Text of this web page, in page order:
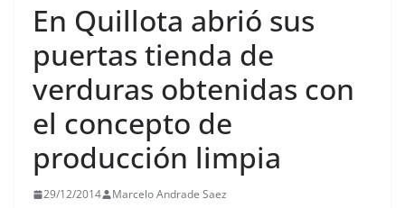
En Quillota abrió sus
puertas tienda de
verduras obtenidas con
el concepto de
producción limpia
29/12/2014 Marcelo Andrade Saez